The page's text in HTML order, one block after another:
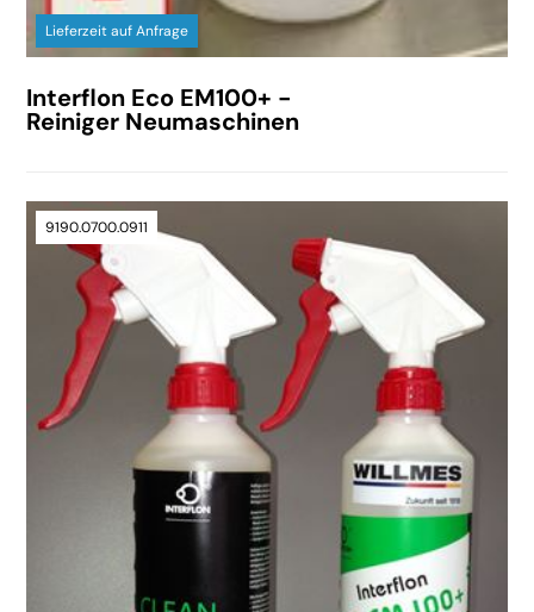
Lieferzeit auf Anfrage
Interflon Eco EM100+ -
Reiniger Neumaschinen
9190.0700.0911